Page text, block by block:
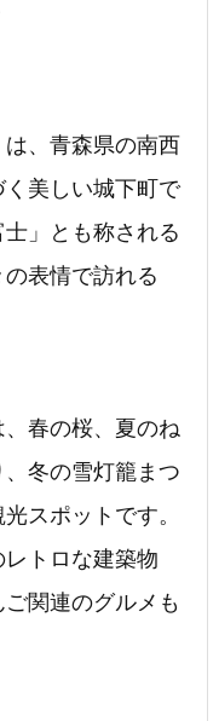
、青森県の南西
美しい城下町で
」とも称される
の表情で訪れる
春の桜、夏のね
冬の雪灯籠まつ
スポットです。
トロな建築物
関連のグルメも